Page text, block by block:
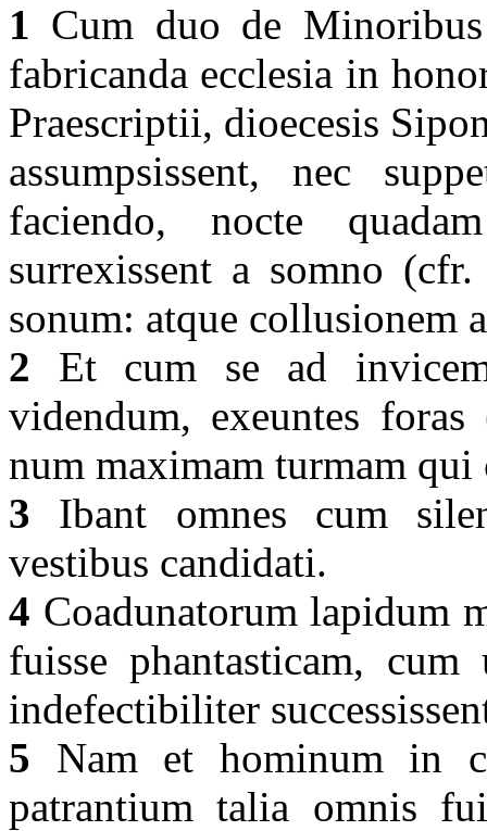
1 Cum duo de
fabricanda ecclesia in
Praescriptii, dioecesis
assumpsissent, nec
faciendo, nocte
surrexissent a somno
sonum: atque collusionem
2 Et cum se ad
videndum, exeuntes
num maximam turmam
3 Ibant omnes cum
vestibus candidati.
4 Coadunatorum lapidum
fuisse phantasticam,
indefectibiliter
5 Nam et hominum in
patrantium talia omnis